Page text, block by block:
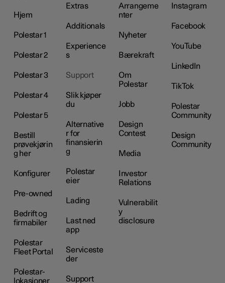
Hjem
Polestar 1
Polestar 2
Polestar 3
Polestar 4
Polestar 5
Bestill
prøvekjørin
g her
Konfigurer
Pre-owned
Bedrift og
firmabiler
Polestar
Fleet Portal
Polestar-
lokasjoner
Extras
Additionals
Experience
s
Support
Slik kjøper
du
Alternative
r for
finansierin
g
Polestar
eier
Lading
Last ned
app
Serviceste
der
Support
Arrangeme
nter
Nyheter
Bærekraft
Om
Polestar
Jobb
Design
Contest
Media
Investor
Relations
Vulnerabilit
y
disclosure
Instagram
Facebook
YouTube
LinkedIn
TikTok
Polestar
Community
Design
Community